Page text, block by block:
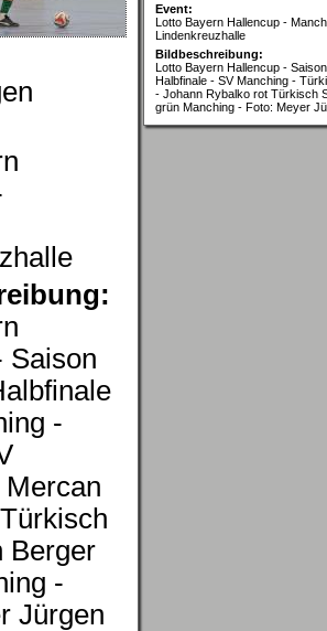
Saison
-
Mercan
Berger
-
Jürgen
Event:
Lotto Bayern Hallencup -
Lindenkreuzhalle
Bildbeschreibung:
Lotto Bayern Hallencup -
Halbfinale - SV Manching -
- Johann Rybalko rot Türkisch
grün Manching - Foto: Meyer